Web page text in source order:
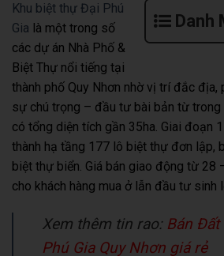
Danh
Khu biệt thự Đại Phú
Gia là một trong số
các dự án Nhà Phố &
Biệt Thự nổi tiếng tại
thành phố Quy Nhơn nhờ vị trí đắc địa,
sự chú trọng – đầu tư bài bản từ trong
có tổng diện tích gần 35ha. Giai đoạn
thành hạ tầng 177 lô biệt thự đơn lập,
biệt thự biển. Giá bán giao động từ 28
cho khách hàng mua ở lẫn đầu tư sinh
Xem thêm tin rao: Bán
Phú Gia Quy Nhơn giá rẻ